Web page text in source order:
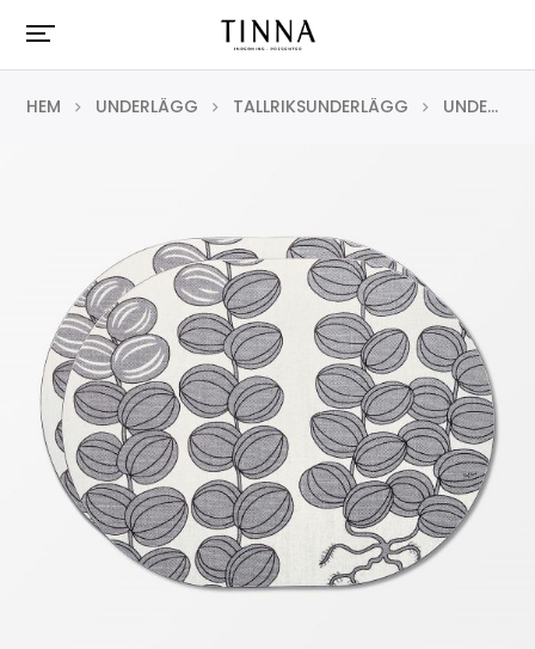
HEM UNDERLÄGG TALLRIKSUNDERLÄGG UNDERLÄGG CELOTOCAULIS